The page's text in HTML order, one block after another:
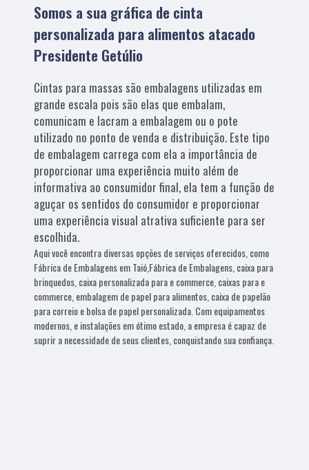
Somos a sua gráfica de cinta
personalizada para alimentos atacado
Presidente Getúlio
Cintas para massas são embalagens utilizadas em
grande escala pois são elas que embalam,
comunicam e lacram a embalagem ou o pote
utilizado no ponto de venda e distribuição. Este tipo
de embalagem carrega com ela a importância de
proporcionar uma experiência muito além de
informativa ao consumidor final, ela tem a função de
aguçar os sentidos do consumidor e proporcionar
uma experiência visual atrativa suficiente para ser
escolhida.
Aqui você encontra diversas opções de serviços oferecidos, como
Fábrica de Embalagens em Taió,Fábrica de Embalagens, caixa para
brinquedos, caixa personalizada para e commerce, caixas para e
commerce, embalagem de papel para alimentos, caixa de papelão
para correio e bolsa de papel personalizada. Com equipamentos
modernos, e instalações em ótimo estado, a empresa é capaz de
suprir a necessidade de seus clientes, conquistando sua confiança.